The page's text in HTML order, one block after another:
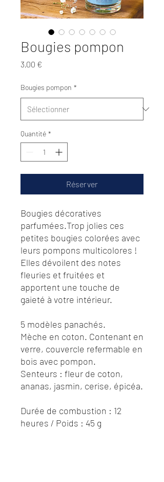
Bougies pompon
3,00 €
Bougies pompon *
Quantité *
Réserver
Bougies décoratives
parfumées.Trop jolies ces
petites bougies colorées avec
leurs pompons multicolores !
Elles dévoilent des notes
fleuries et fruitées et
apportent une touche de
gaieté à votre intérieur.
5 modèles panachés.
Mèche en coton. Contenant en
verre, couvercle refermable en
bois avec pompon.
Senteurs : fleur de coton,
ananas, jasmin, cerise, épicéa.
Durée de combustion : 12
heures / Poids : 45 g